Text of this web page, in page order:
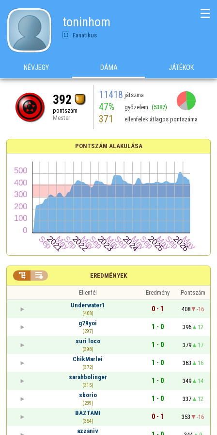
toninhom
Fanatikus
☰
NÉVJEGY DÁMA JÁTÉKOK
392
pontszám
Mester
11418 játszma
47% győzelem (5387)
371 ellenfelek átlagos pontszáma
PONTSZÁM ALAKULÁSA
EREDMÉNYEK
 
Ellenfél Eredmény
Pontszám
Underwater1
(408)
0 - 1 408
-16
g79yoi
(297)
1 - 0 396
12
suri loco
(398)
1 - 0 379
17
ChikMarlei
(372)
1 - 0 363
16
sarahbolinger
(315)
1 - 0 349
14
sborio
(239)
1 - 0 337
12
BAZTAMI
(354)
0 - 1 353
-16
azzaniv